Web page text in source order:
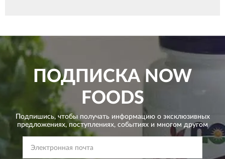
ПОДПИСКАNOW
FOODS
Подпишись, чтобы получать информацию о эксклюзивных
предложениях, поступлениях, событиях и многом другом